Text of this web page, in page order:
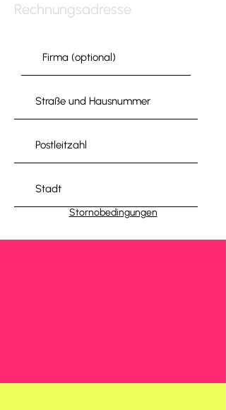
Rechnungsadresse
Stornobedingungen